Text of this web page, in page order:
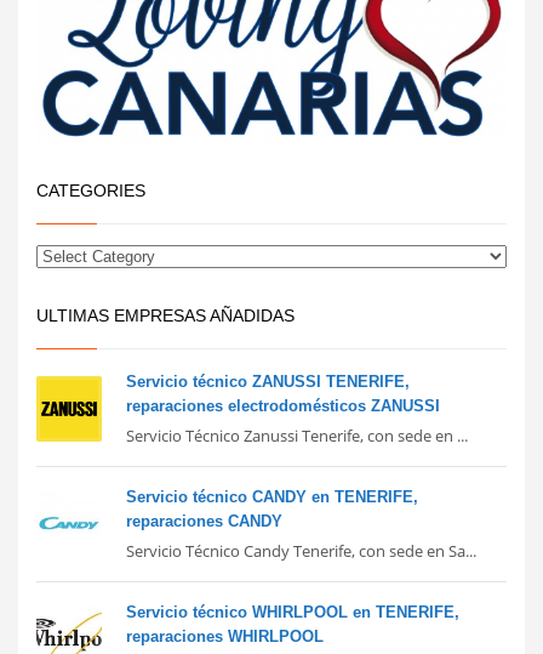
CATEGORIES
ULTIMAS EMPRESAS AÑADIDAS
Servicio técnico ZANUSSI TENERIFE,
reparaciones electrodomésticos ZANUSSI
Servicio Técnico Zanussi Tenerife, con sede en ...
Servicio técnico CANDY en TENERIFE,
reparaciones CANDY
Servicio Técnico Candy Tenerife, con sede en Sa...
Servicio técnico WHIRLPOOL en TENERIFE,
reparaciones WHIRLPOOL